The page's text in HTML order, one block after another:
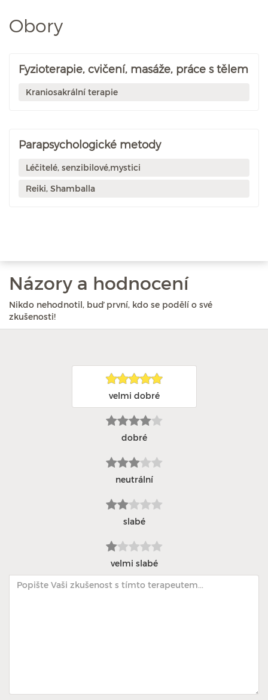
Obory
Fyzioterapie, cvičení, masáže, práce s tělem
Kraniosakrální terapie
Parapsychologické metody
Léčitelé, senzibilové,mystici
Reiki, Shamballa
Názory a hodnocení
Nikdo nehodnotil, buď první, kdo se podělí o své
zkušenosti!
velmi dobré
dobré
neutrální
slabé
velmi slabé